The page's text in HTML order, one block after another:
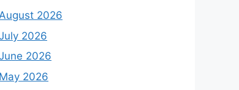
2026
2026
2026
May 2026